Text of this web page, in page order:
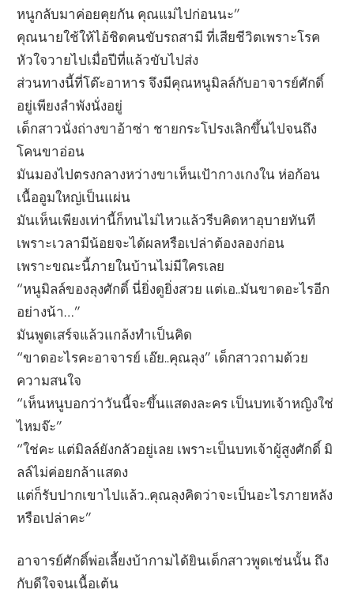
หนูกลับมาค่อยคุยกัน คุณแม่ไปก่อนนะ”
คุณนายใช้ให้ไอ้ชิดคนขับรถสามี ที่เสียชีวิตเพราะโรค
หัวใจวายไปเมื่อปีที่แล้วขับไปส่ง
ส่วนทางนี้ที่โต๊ะอาหาร จึงมีคุณหนูมิลล์กับอาจารย์ศักดิ์
อยู่เพียงลำพังนั่งอยู่
เด็กสาวนั่งถ่างขาอ้าซ่า ชายกระโปรงเลิกขึ้นไปจนถึง
โคนขาอ่อน
มันมองไปตรงกลางหว่างขาเห็นเป้ากางเกงใน ห่อก้อน
เนื้ออูมใหญ่เป็นแผ่น
มันเห็นเพียงเท่านี้ก็ทนไม่ไหวแล้วรีบคิดหาอุบายทันที
เพราะเวลามีน้อยจะได้ผลหรือเปล่าต้องลองก่อน
เพราะขณะนี้ภายในบ้านไม่มีใครเลย
“หนูมิลล์ของลุงศักดิ์ นี่ยิ่งดูยิ่งสวย แต่เอ..มันขาดอะไรอีก
อย่างน้า…”
มันพูดเสร์จแล้วแกล้งทำเป็นคิด
“ขาดอะไรคะอาจารย์ เอ๊ย..คุณลุง” เด็กสาวถามด้วย
ความสนใจ
“เห็นหนูบอกว่าวันนี้จะขึ้นแสดงละคร เป็นบทเจ้าหญิงใช่
ไหมจ๊ะ”
“ใช่คะ แต่มิลล์ยังกลัวอยู่เลย เพราะเป็นบทเจ้าผู้สูงศักดิ์ มิ
ลล์ไม่ค่อยกล้าแสดง
แต่ก็รับปากเขาไปแล้ว..คุณลุงคิดว่าจะเป็นอะไรภายหลัง
หรือเปล่าคะ”
อาจารย์ศักดิ์พ่อเลี้ยงบ้ากามได้ยินเด็กสาวพูดเช่นนั้น ถึง
กับดีใจจนเนื้อเต้น